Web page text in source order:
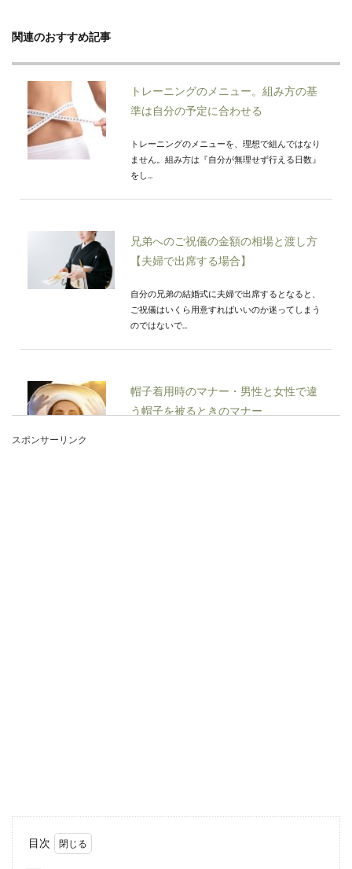
関連のおすすめ記事
トレーニングのメニュー。組み方の基
準は自分の予定に合わせる
トレーニングのメニューを、理想で組んではなり
ません。組み方は『自分が無理せず行える日数』
をし...
兄弟へのご祝儀の金額の相場と渡し方
【夫婦で出席する場合】
自分の兄弟の結婚式に夫婦で出席するとなると、
ご祝儀はいくら用意すればいいのか迷ってしまう
のではないで...
帽子着用時のマナー・男性と女性で違
う帽子を被るときのマナー
スポンサーリンク
目次